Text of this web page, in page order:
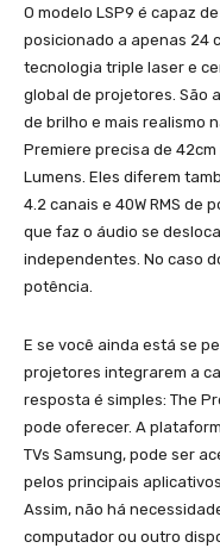
O modelo LSP9 é capaz
posicionado a apenas 24
tecnologia triple laser e
global de projetores. São
de brilho e mais realismo
Premiere precisa de 42cm
Lumens. Eles diferem
4.2 canais e 40W RMS de
que faz o áudio se
independentes. No caso
potência.
E se você ainda está se
projetores integrarem a
resposta é simples: The
pode oferecer. A
TVs Samsung, pode ser
pelos principais
Assim, não há
computador ou outro